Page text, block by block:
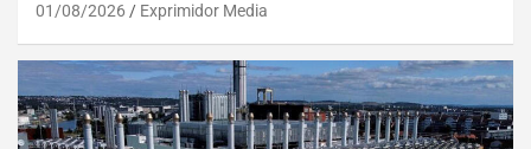
01/08/2026 Exprimidor Media